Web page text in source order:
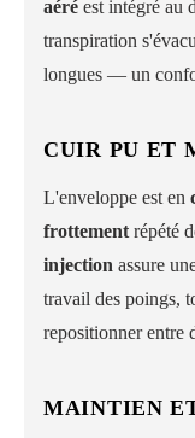
aéré est intégré au
transpiration
longues — un
CUIR PU ET
L'enveloppe est en
frottement répété
injection assure
travail des poings,
repositionner entre
MAINTIEN